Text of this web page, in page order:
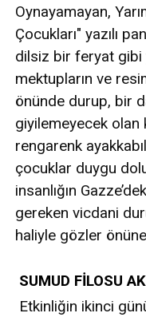
Oynayamayan,
Çocukları" yazılı
dilsiz bir feryat gibi
mektupların ve
önünde durup, bir
giyilemeyecek
rengarenk
çocuklar duygu
insanlığın
gereken vicdani
haliyle gözler
SUMUD FİLOSU
Etkinliğin ikinci